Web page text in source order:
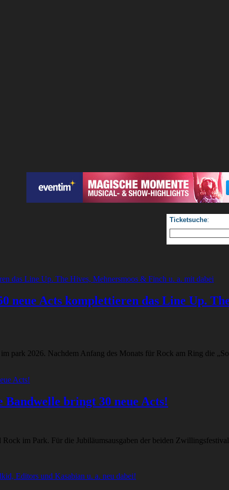
Ticketsuche:
neue Acts komplettieren das Line Up.
park 2026. Nachdem Anfang des Monats für Rock am Ring die
bringt 30 neue Acts!
im Park. Für die Jubiläumsausgaben der beiden